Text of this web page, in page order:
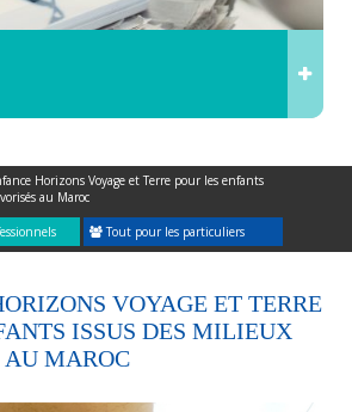
Horizons Voyage et Terre pour les enfants
au Maroc
Tout pour les particuliers
VOYAGE ET TERRE
ISSUS DES MILIEUX
AU MAROC